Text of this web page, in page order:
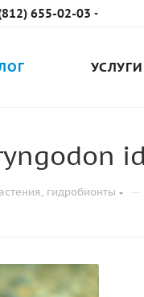
655-02-03
УСЛУГИ
гидробионты —